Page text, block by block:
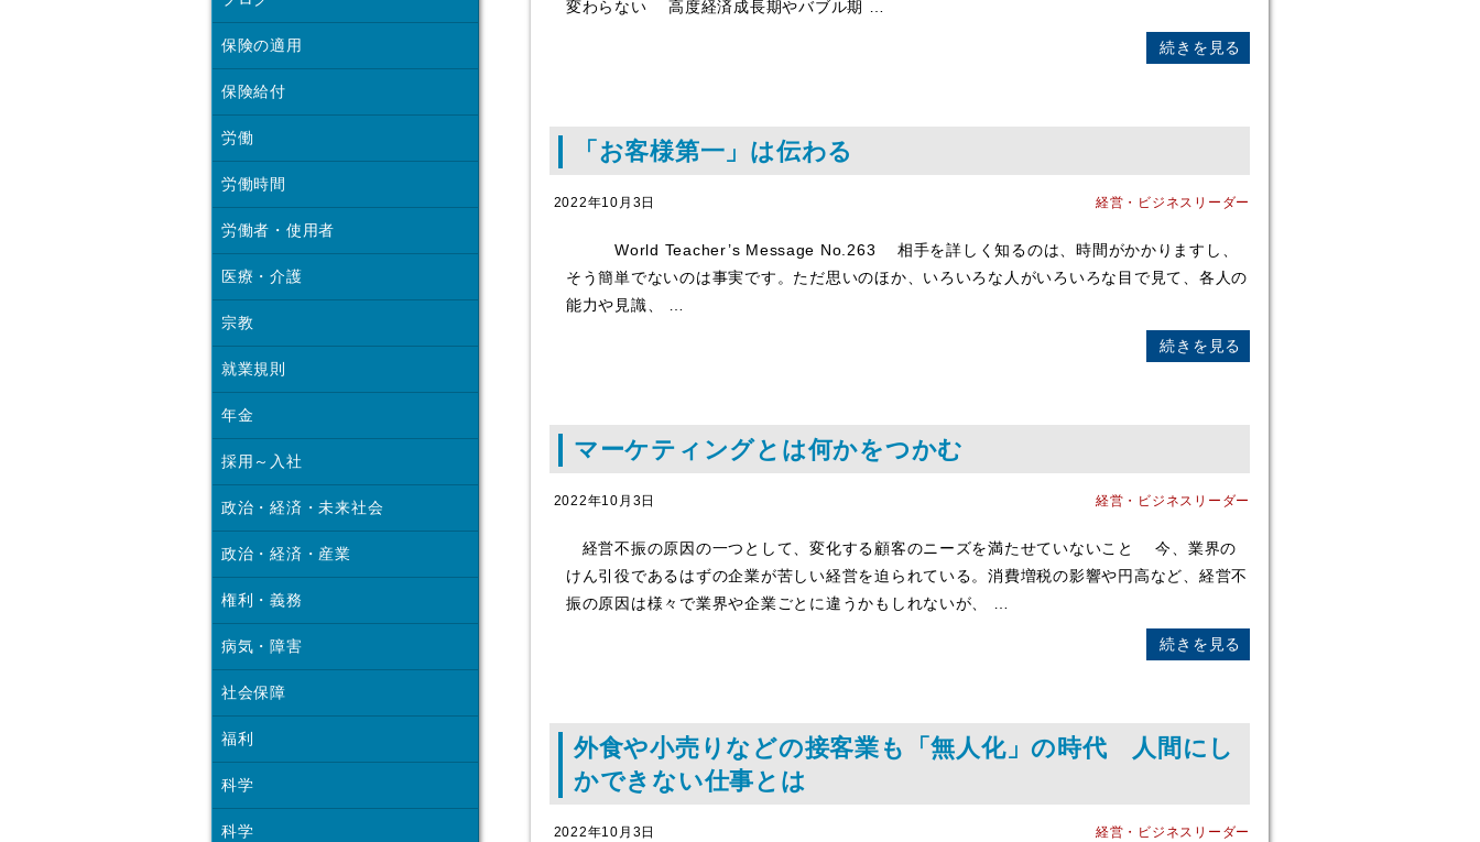
変わらない 高度経済成長期やバブル期 …
続きを見る
「お客様第一」は伝わる
経営・ビジネスリーダー
2022年10月3日
World Teacher’s Message No.263 相手を詳しく知るのは、時間がかかりますし、
そう簡単でないのは事実です。ただ思いのほか、いろいろな人がいろいろな目で見て、各人の
能力や見識、 …
続きを見る
マーケティングとは何かをつかむ
経営・ビジネスリーダー
2022年10月3日
経営不振の原因の一つとして、変化する顧客のニーズを満たせていないこと 今、業界の
けん引役であるはずの企業が苦しい経営を迫られている。消費増税の影響や円高など、経営不
振の原因は様々で業界や企業ごとに違うかもしれないが、 …
続きを見る
外食や小売りなどの接客業も「無人化」の時代 人間にし
かできない仕事とは
経営・ビジネスリーダー
2022年10月3日
保険の適用
保険給付
労働
労働時間
労働者・使用者
医療・介護
宗教
就業規則
年金
採用～入社
政治・経済・未来社会
政治・経済・産業
権利・義務
病気・障害
社会保障
福利
科学
科学